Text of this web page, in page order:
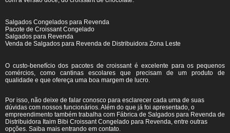
Salgados Congelados para Revenda
Pacote de Croissant Congelado
Salgados para Revenda
Venda de Salgados para Revenda de Distribuidora Zona Leste
O custo-benefício dos pacotes de croissant é excelente para os pequenos
comércios, como cantinas escolares que precisam de um produto de
qualidade e que ofereça uma boa margem de lucro.
Por isso, não deixe de falar conosco para esclarecer cada uma de suas
dúvidas com nossos funcionários. Além do que já foi apresentado, o
empreendimento também trabalha com Fábrica de Salgados para Revenda de
Distribuidora Itaim Bibi Croissant Congelado para Revenda, entre outras
opções. Saiba mais entrando em contato.